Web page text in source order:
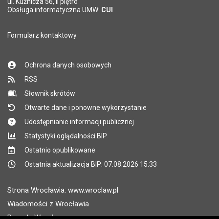
Pole wymagane
ul. Kuźnicza 56, II piętro
Obsługa informatyczna UMW: CUI
Formularz kontaktowy
Ochrona danych osobowych
RSS
Słownik skrótów
Otwarte dane i ponowne wykorzystanie
Udostępnianie informacji publicznej
Statystyki oglądalności BIP
Ostatnio opublikowane
Ostatnia aktualizacja BIP: 07.08.2026 15:33
Strona Wrocławia: www.wroclaw.pl
Wiadomości z Wrocławia